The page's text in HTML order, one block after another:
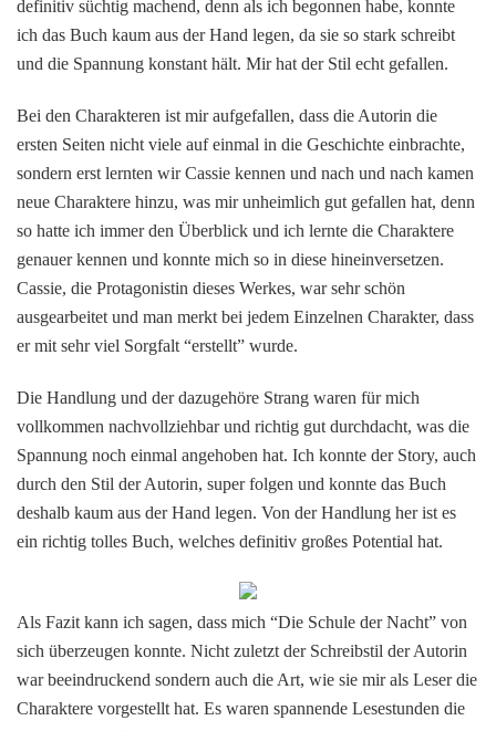
definitiv süchtig machend, denn als ich begonnen habe, konnte
ich das Buch kaum aus der Hand legen, da sie so stark schreibt
und die Spannung konstant hält. Mir hat der Stil echt gefallen.
Bei den Charakteren ist mir aufgefallen, dass die Autorin die
ersten Seiten nicht viele auf einmal in die Geschichte einbrachte,
sondern erst lernten wir Cassie kennen und nach und nach kamen
neue Charaktere hinzu, was mir unheimlich gut gefallen hat, denn
so hatte ich immer den Überblick und ich lernte die Charaktere
genauer kennen und konnte mich so in diese hineinversetzen.
Cassie, die Protagonistin dieses Werkes, war sehr schön
ausgearbeitet und man merkt bei jedem Einzelnen Charakter, dass
er mit sehr viel Sorgfalt “erstellt” wurde.
Die Handlung und der dazugehöre Strang waren für mich
vollkommen nachvollziehbar und richtig gut durchdacht, was die
Spannung noch einmal angehoben hat. Ich konnte der Story, auch
durch den Stil der Autorin, super folgen und konnte das Buch
deshalb kaum aus der Hand legen. Von der Handlung her ist es
ein richtig tolles Buch, welches definitiv großes Potential hat.
Als Fazit kann ich sagen, dass mich “Die Schule der Nacht” von
sich überzeugen konnte. Nicht zuletzt der Schreibstil der Autorin
war beeindruckend sondern auch die Art, wie sie mir als Leser die
Charaktere vorgestellt hat. Es waren spannende Lesestunden die